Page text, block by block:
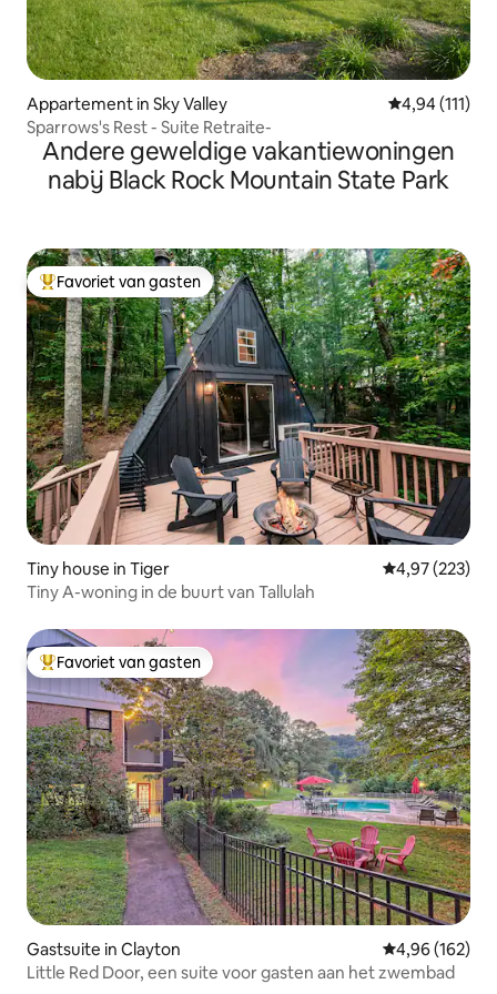
Appartement in Sky Valley Gemiddelde
4,94 (111)
Sparrows's Rest - Suite Retraite-
Andere geweldige vakantiewoningen
nabij Black Rock Mountain State Park
Topfavoriet van gasten
Favoriet van gasten
Tiny house in Tiger Gemiddelde
4,97 (223)
Tiny A-woning in de buurt van Tallulah
Topfavoriet van gasten
Favoriet van gasten
Gastsuite in Clayton Gemiddelde
4,96 (162)
Little Red Door, een suite voor gasten aan het zwembad